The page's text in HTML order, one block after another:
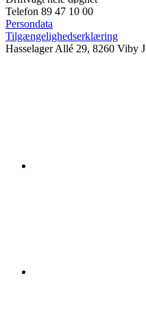
Telefon 89 47 10 00
Persondata
Tilgængelighedserklæring
Hasselager Allé 29, 8260 Viby J